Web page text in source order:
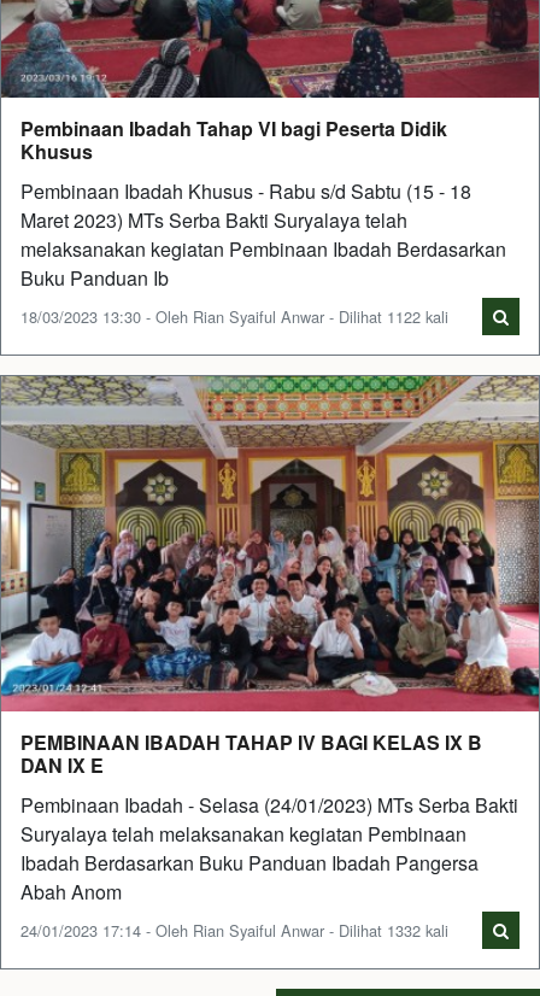
Pembinaan Ibadah Tahap VI bagi Peserta Didik
Khusus
Pembinaan Ibadah Khusus - Rabu s/d Sabtu (15 - 18
Maret 2023) MTs Serba Bakti Suryalaya telah
melaksanakan kegiatan Pembinaan Ibadah Berdasarkan
Buku Panduan Ib
18/03/2023 13:30 - Oleh Rian Syaiful Anwar - Dilihat 1122 kali
PEMBINAAN IBADAH TAHAP IV BAGI KELAS IX B
DAN IX E
Pembinaan Ibadah - Selasa (24/01/2023) MTs Serba Bakti
Suryalaya telah melaksanakan kegiatan Pembinaan
Ibadah Berdasarkan Buku Panduan Ibadah Pangersa
Abah Anom
24/01/2023 17:14 - Oleh Rian Syaiful Anwar - Dilihat 1332 kali